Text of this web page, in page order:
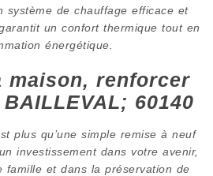
système de chauffage efficace et
un confort thermique tout en
énergétique.
maison, renforcer
60140
plus qu’une simple remise à neuf
investissement dans votre avenir,
famille et dans la préservation de